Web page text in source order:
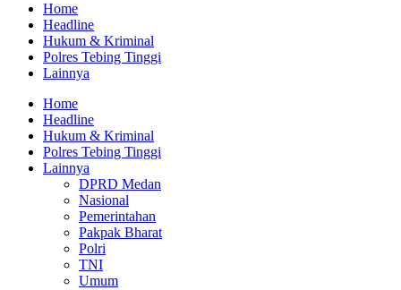
Home
Headline
Hukum & Kriminal
Polres Tebing Tinggi
Lainnya
Home
Headline
Hukum & Kriminal
Polres Tebing Tinggi
Lainnya
DPRD Medan
Nasional
Pemerintahan
Pakpak Bharat
Polri
TNI
Umum